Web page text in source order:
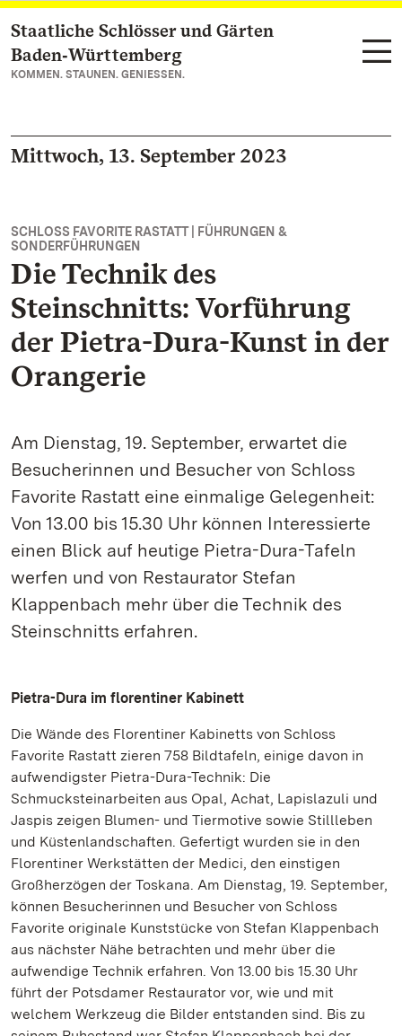
Zum Hauptinhalt springen
Staatliche Schlösser und Gärten
Baden‑Württemberg
KOMMEN. STAUNEN. GENIESSEN.
Mittwoch, 13. September 2023
SCHLOSS FAVORITE RASTATT | FÜHRUNGEN &
SONDERFÜHRUNGEN
Die Technik des
Steinschnitts: Vorführung
der Pietra-Dura-Kunst in der
Orangerie
Am Dienstag, 19. September, erwartet die
Besucherinnen und Besucher von Schloss
Favorite Rastatt eine einmalige Gelegenheit:
Von 13.00 bis 15.30 Uhr können Interessierte
einen Blick auf heutige Pietra-Dura-Tafeln
werfen und von Restaurator Stefan
Klappenbach mehr über die Technik des
Steinschnitts erfahren.
Pietra-Dura im florentiner Kabinett
Die Wände des Florentiner Kabinetts von Schloss
Favorite Rastatt zieren 758 Bildtafeln, einige davon in
aufwendigster Pietra-Dura-Technik: Die
Schmucksteinarbeiten aus Opal, Achat, Lapislazuli und
Jaspis zeigen Blumen- und Tiermotive sowie Stillleben
und Küstenlandschaften. Gefertigt wurden sie in den
Florentiner Werkstätten der Medici, den einstigen
Großherzögen der Toskana. Am Dienstag, 19. September,
können Besucherinnen und Besucher von Schloss
Favorite originale Kunststücke von Stefan Klappenbach
aus nächster Nähe betrachten und mehr über die
aufwendige Technik erfahren. Von 13.00 bis 15.30 Uhr
führt der Potsdamer Restaurator vor, wie und mit
welchem Werkzeug die Bilder entstanden sind. Bis zu